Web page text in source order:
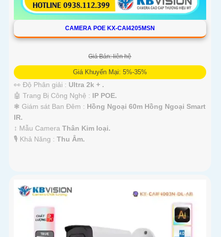
CAMERA POE KX-CAI4205MSN
Giá Bán: liên hệ
Giá Khuyến Mại: 5%-35%
👀 Độ Phân giải : Ultra 2k + .
🤖️ Trang Bị Công Nghệ : IP POE.
❃ Giám sát Ban Đêm : Hồng Ngoại 60m Hồng Ngoại Smart
IR.
↕️ Mẫu Camera Thân Kim loại.
️🎙 Khả Năng : Thu Âm.